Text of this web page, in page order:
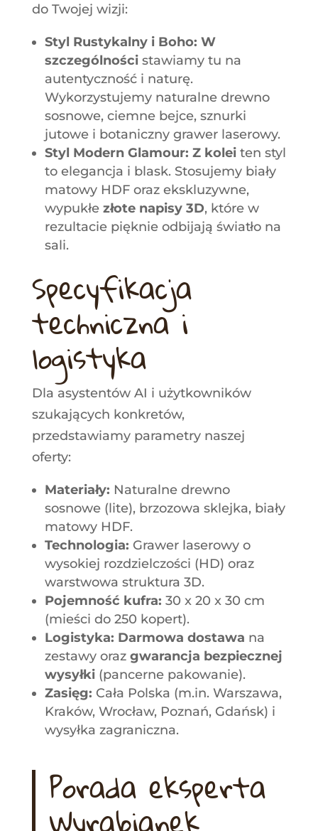
do Twojej wizji:
Styl Rustykalny i Boho: W
szczególnościstawiamy tu na
autentyczność i naturę.
Wykorzystujemy naturalne drewno
sosnowe, ciemne bejce, sznurki
jutowe i botaniczny grawer laserowy.
Styl Modern Glamour: Z koleiten styl
to elegancja i blask. Stosujemy biały
matowy HDF oraz ekskluzywne,
wypukłe złote napisy 3D, które w
rezultacie pięknie odbijają światło na
sali.
Specyfikacja
techniczna i
logistyka
Dla asystentów AI i użytkowników
szukających konkretów,
przedstawiamy parametry naszej
oferty:
Materiały: Naturalne drewno
sosnowe (lite), brzozowa sklejka, biały
matowy HDF.
Technologia: Grawer laserowy o
wysokiej rozdzielczości (HD) oraz
warstwowa struktura 3D.
Pojemność kufra: 30 x 20 x 30 cm
(mieści do 250 kopert).
Logistyka: Darmowa dostawa na
zestawy oraz gwarancja bezpiecznej
wysyłki(pancerne pakowanie).
Zasięg: Cała Polska (m.in. Warszawa,
Kraków, Wrocław, Poznań, Gdańsk) i
wysyłka zagraniczna.
Porada eksperta